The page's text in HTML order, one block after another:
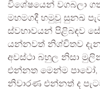
විශේෂයෙන් වගබලා
මහමගදී හමුවූ සුනඛ
ස්වභාවයන් පිළිබඳව
යන්නවත් නිශ්චිතව
අවස්ථා බහුල නිසා
එන්නත මෙන්ම පාවෝ,
නිවාරණ එන්නත් ද